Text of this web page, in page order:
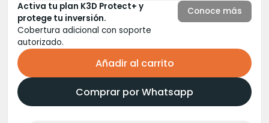
Activa tu plan K3D Protect+ y
protege tu inversión.
Cobertura adicional con soporte
autorizado.
Conoce más
Añadir al carrito
Comprar por Whatsapp